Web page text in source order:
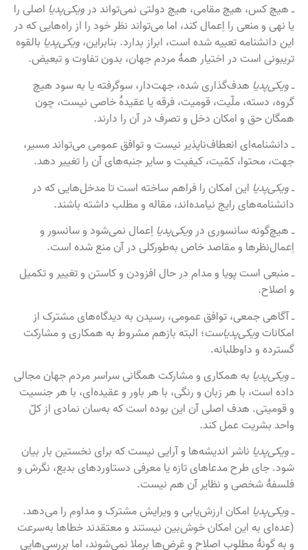
ـ هیچ کس، هیچ مقامی، هیچ دولتی نمی‌تواند در ویکی‌پدیااصلی را
یا نهی و منعی را اِعمال کند، اما می‌تواند نظر خود را از راه‌هایی که در
این دانشنامه تعبیه شده است، ابراز بدارد. بنابراین، ویکی‌پدیابالقوه
تریبونی است در اختیار همهٔ مردم جهان، بدون تفاوت و تبعیض.
ـ ویکی‌پدیاهدف‌گذاری شده، جهت‌دار، سوگرفته یا به سود هیچ
گروه، دسته، ملّیت، قومیت، فرقه یا عقیدهٔ خاصی نیست، چون
همگان حق و امکان دخل و تصرف در آن را دارند.
ـ دانشنامه‌ای انعطاف‌ناپذیر نیست و توافق عمومی می‌تواند مسیر،
جهت، محتوا، کمّیت، کیفیت و سایر جنبه‌های آن را تغییر دهد.
ـ ویکی‌پدیااین امکان را فراهم ساخته است تا مدخل‌هایی که در
دانشنامه‌های رایج نیامده‌اند، مقاله و مطلب داشته باشند.
ـ هیچ‌گونه سانسوری در ویکی‌پدیااِعمال نمی‌شود و سانسور و
اِعمال‌نظرها و مقاصد خاص به‌طورکلی در آن منع شده است.
ـ منبعی است پویا و مدام در حال افزودن و کاستن و تغییر و تکمیل
و اصلاح.
ـ آگاهی جمعی، توافق عمومی، رسیدن به دیدگاه‌های مشترک از
امکانات ویکی‌پدیاست؛ البته بازهم مشروط به همکاری و مشارکت
گسترده و داوطلبانه.
ـ ویکی‌پدیابه همکاری و مشارکت همگانی سراسر مردم جهان مجالی
داده است، با هر زبان و رنگی، با هر باور و عقیده‌ای، با هر جنسیت
و قومیتی. هدف اصلی آن این بوده است که به‌سان نمادی از کلّ
واحد بشریت عمل کند.
ـ ویکی‌پدیاناشر اندیشه‌ها و آرایی نیست که برای نخستین بار بیان
شود. جای طرح مدعاهای تازه یا معرفی دستاوردهای بدیع، نگرش و
فلسفهٔ شخصی و نظایر آن هم نیست.
ـ ویکی‌پدیاامکان ارزش‌یابی و ویرایش مشترک و مداوم را می‌دهد.
(عده‌ای به این امکان خوش‌بین نیستند و معتقدند خطاها به‌سرعت
و به گونهٔ مطلوب اصلاح و غرض‌ها برملا نمی‌شوند، اما بررسی‌هایی